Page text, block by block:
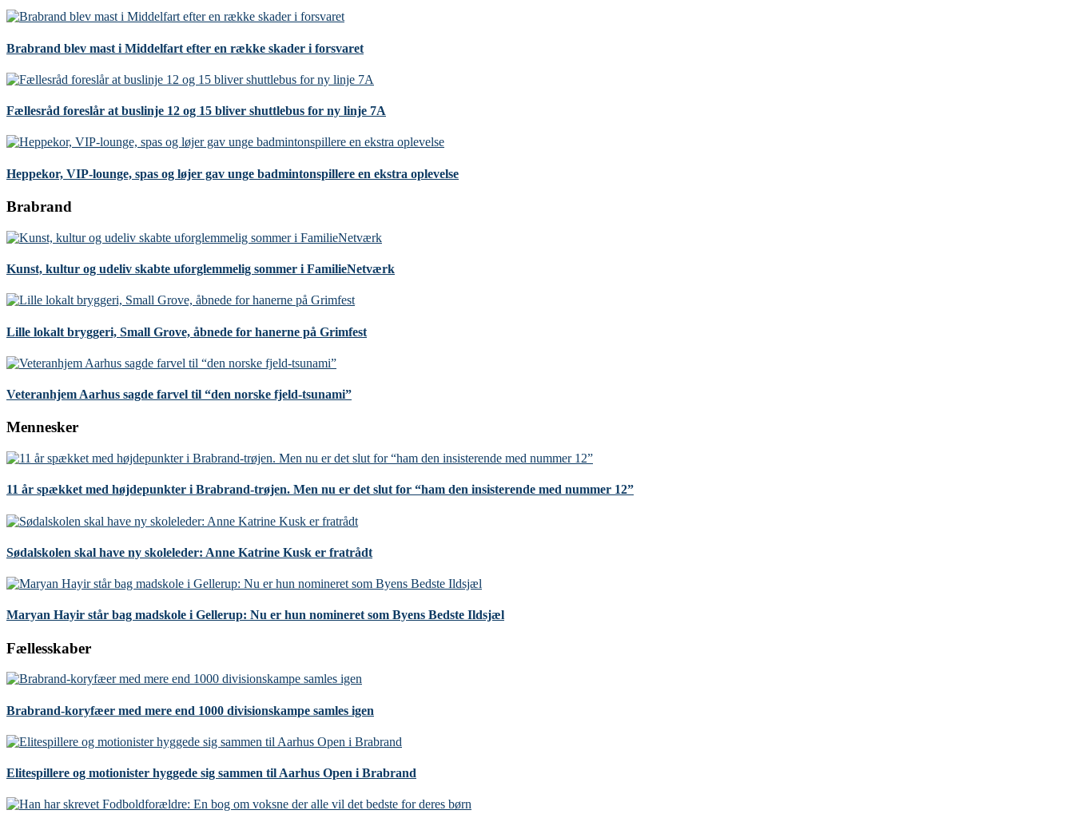
Brabrand blev mast i Middelfart efter en række skader i forsvaret
Fællesråd foreslår at buslinje 12 og 15 bliver shuttlebus for ny linje 7A
Heppekor, VIP-lounge, spas og løjer gav unge badmintonspillere en ekstra oplevelse
Brabrand
Kunst, kultur og udeliv skabte uforglemmelig sommer i FamilieNetværk
Lille lokalt bryggeri, Small Grove, åbnede for hanerne på Grimfest
Veteranhjem Aarhus sagde farvel til “den norske fjeld-tsunami”
Mennesker
11 år spækket med højdepunkter i Brabrand-trøjen. Men nu er det slut for “ham den insisterende med nummer 12”
Sødalskolen skal have ny skoleleder: Anne Katrine Kusk er fratrådt
Maryan Hayir står bag madskole i Gellerup: Nu er hun nomineret som Byens Bedste Ildsjæl
Fællesskaber
Brabrand-koryfæer med mere end 1000 divisionskampe samles igen
Elitespillere og motionister hyggede sig sammen til Aarhus Open i Brabrand